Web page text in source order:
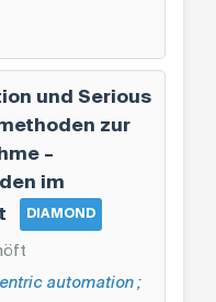
und Serious
zur
–
im
DIAMOND
automation ;